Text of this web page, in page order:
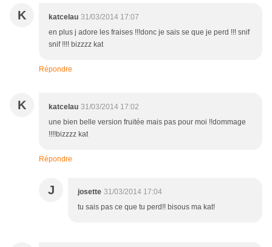
K katcelau 31/03/2014 17:07
en plus j adore les fraises !!!donc je sais se que je perd !!! snif
snif !!!! bizzzz kat
Répondre
K katcelau 31/03/2014 17:02
une bien belle version fruitée mais pas pour moi !!dommage
!!!!bizzzz kat
Répondre
J josette 31/03/2014 17:04
tu sais pas ce que tu perd!! bisous ma kat!